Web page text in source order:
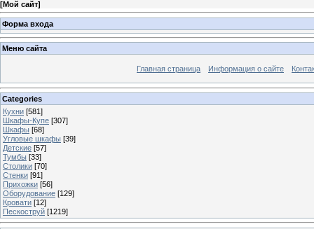
[Мой сайт]
Форма входа
Меню сайта
Главная страница Информация о сайте
Categories
Кухни [581]
Шкафы-Купе [307]
Шкафы [68]
Угловые шкафы [39]
Детские [57]
Тумбы [33]
Столики [70]
Стенки [91]
Прихожки [56]
Оборудование [129]
Кровати [12]
Пескоструй [1219]